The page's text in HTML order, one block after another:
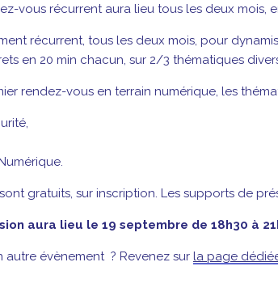
vous récurrent aura lieu tous les deux mois,
récurrent, tous les deux mois, pour
en 20 min chacun, sur 2/3 thématiques
rendez-vous en terrain numérique, les
gratuits, sur inscription. Les supports de
aura lieu le 19 septembre de 18h30 à
autre évènement ? Revenez sur la page